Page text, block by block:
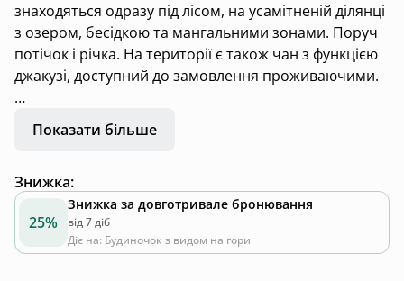
знаходяться одразу під лісом, на усамітненій ділянці
з озером, бесідкою та мангальними зонами. Поруч
потічок і річка. На території є також чан з функцією
джакузі, доступний до замовлення проживаючими.
В кожному будиночку одночасно може
розміститись 4 проживаючих. Для комфортного
другому поверсі, а також розкладний диван на
першому. Є повністю обладнана кухня для
самостійного приготування їжі.
Показати більше
Знижка:
25%
Знижка за довготривале бронювання
від 7 діб
Діє на: Будиночок з видом на гори